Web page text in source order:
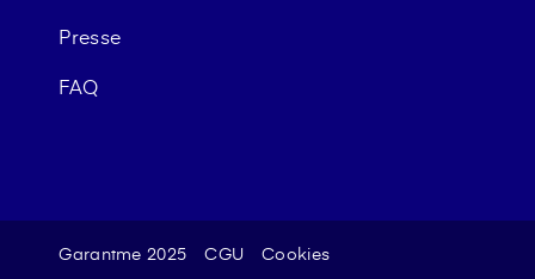
Presse
FAQ
Garantme 2025 CGU Cookies